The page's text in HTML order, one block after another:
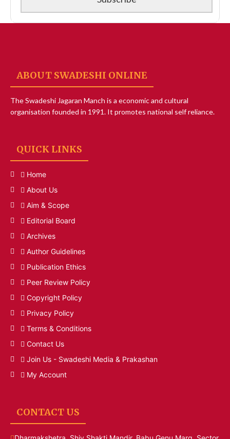
ABOUT SWADESHI ONLINE
The Swadeshi Jagaran Manch is a economic and cultural
organisation founded in 1991. It promotes national self reliance.
QUICK LINKS
Home
About Us
Aim & Scope
Editorial Board
Archives
Author Guidelines
Publication Ethics
Peer Review Policy
Copyright Policy
Privacy Policy
Terms & Conditions
Contact Us
Join Us - Swadeshi Media & Prakashan
My Account
CONTACT US